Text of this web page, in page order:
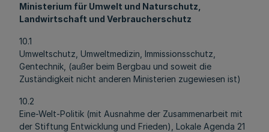
Ministerium für Umwelt und Naturschutz,
Landwirtschaft und Verbraucherschutz
10.1
Umweltschutz, Umweltmedizin, Immissionsschutz,
Gentechnik, (außer beim Bergbau und soweit die
Zuständigkeit nicht anderen Ministerien zugewiesen ist)
10.2
Eine-Welt-Politik (mit Ausnahme der Zusammenarbeit mit
der Stiftung Entwicklung und Frieden), Lokale Agenda 21